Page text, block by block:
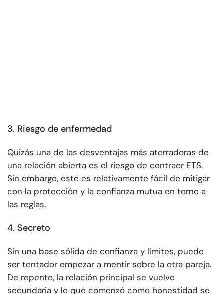
3. Riesgo de enfermedad
Quizás una de las desventajas más aterradoras de
una relación abierta es el riesgo de contraer ETS.
Sin embargo, este es relativamente fácil de mitigar
con la protección y la confianza mutua en torno a
las reglas.
4. Secreto
Sin una base sólida de confianza y límites, puede
ser tentador empezar a mentir sobre la otra pareja.
De repente, la relación principal se vuelve
secundaria y lo que comenzó como honestidad se